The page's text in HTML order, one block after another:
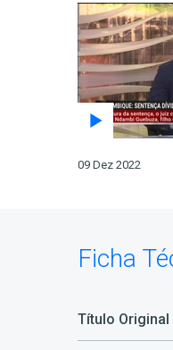
09 Dez 2022
Ficha
Título Original